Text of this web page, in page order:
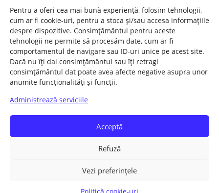
Pentru a oferi cea mai bună experiență, folosim tehnologii,
cum ar fi cookie-uri, pentru a stoca și/sau accesa informațiile
despre dispozitive. Consimțământul pentru aceste
tehnologii ne permite să procesăm date, cum ar fi
comportamentul de navigare sau ID-uri unice pe acest site.
Dacă nu îți dai consimțământul sau îți retragi
consimțământul dat poate avea afecte negative asupra unor
anumite funcționalități și funcții.
Administrează serviciile
Acceptă
Refuză
Vezi preferințele
Politică cookie-uri (UE)
oferit deWassUp
Acasă REGULAMENT
SOLIDARIZARE
IMPLICARE – DONATII
PROBLEME. Toate drepturile rezervate.